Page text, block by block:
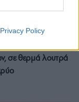
Privacy Policy
σε θερμά λουτρά